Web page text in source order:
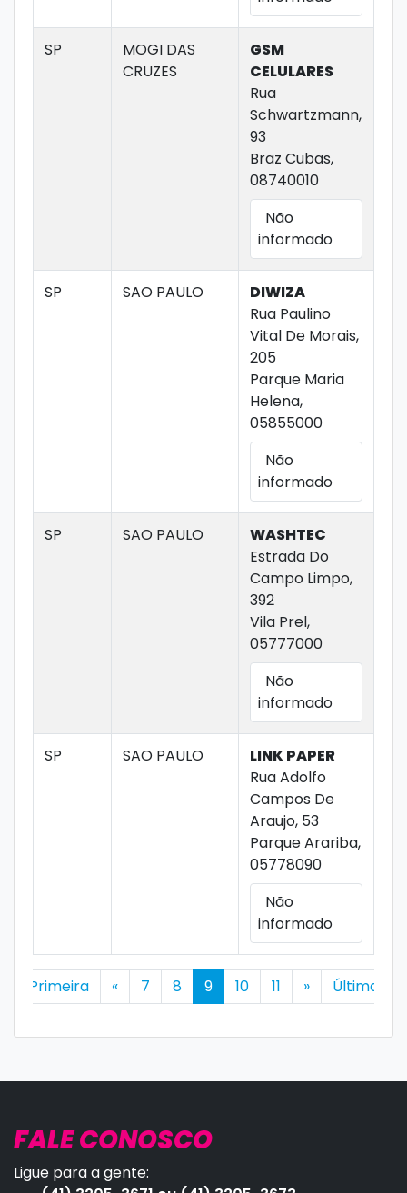
SP
MOGI DAS
CRUZES
GSM
CELULARES
Rua
Schwartzmann,
93
Braz Cubas,
08740010
Não
informado
SP SAO PAULO
DIWIZA
Rua Paulino
Vital De Morais,
205
Parque Maria
Helena,
05855000
Não
informado
SP SAO PAULO
WASHTEC
Estrada Do
Campo Limpo,
392
Vila Prel,
05777000
Não
informado
SP SAO PAULO
LINK PAPER
Rua Adolfo
Campos De
Araujo, 53
Parque Arariba,
05778090
Não
informado
Primeira « 7 8 9 10 11 » Última
FALE CONOSCO
Ligue para a gente: